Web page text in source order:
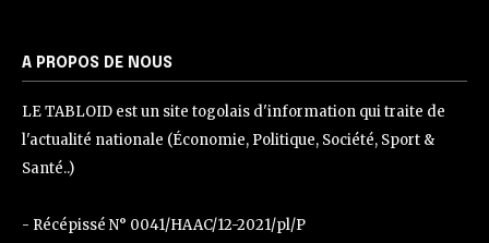
A PROPOS DE NOUS
LE TABLOID est un site togolais d'information qui traite de
l'actualité nationale (Économie, Politique, Société, Sport &
Santé..)
- Récépissé N° 0041/HAAC/12-2021/pl/P